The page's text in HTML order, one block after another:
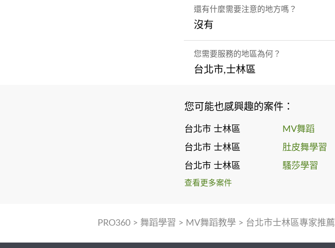
還有什麼需要注意的地方嗎？
沒有
您需要服務的地區為何？
台北市,士林區
您可能也感興趣的案件：
台北市 士林區 MV舞蹈
台北市 士林區 肚皮舞學習
台北市 士林區 騷莎學習
查看更多案件
PRO360> 舞蹈學習 > MV舞蹈教學 > 台北市士林區專家推薦